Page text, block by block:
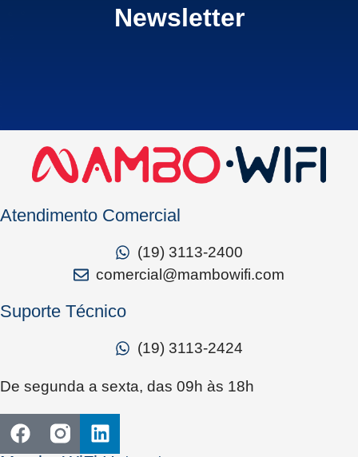
Newsletter
Atendimento Comercial
(19) 3113-2400
comercial@mambowifi.com
Suporte Técnico
(19) 3113-2424
De segunda a sexta, das 09h às 18h